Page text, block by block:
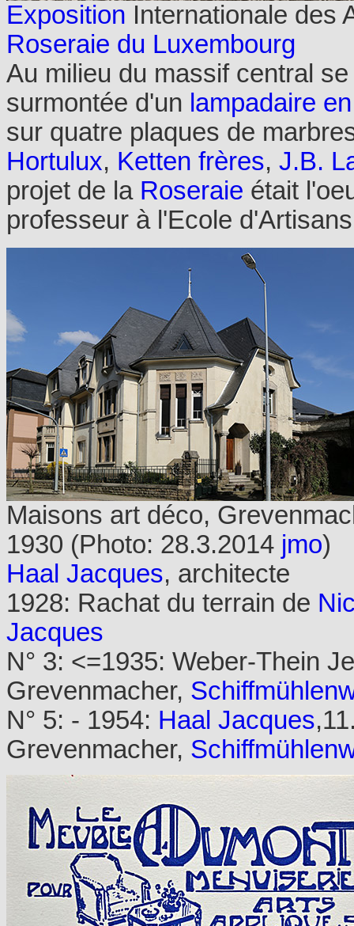
Exposition Internationale des
Roseraie du Luxembourg
Au milieu du massif central
surmontée d'un lampadaire
sur quatre plaques de
Hortulux, Ketten frères, J.B.
projet de la Roseraie était
professeur à l'Ecole
Maisons art déco,
1930 (Photo: 28.3.2014 jmo)
Haal Jacques, architecte
1928: Rachat du terrain de
Jacques
N° 3: <=1935: Weber-Thein
Grevenmacher,
N° 5: - 1954: Haal Jacques
Grevenmacher,